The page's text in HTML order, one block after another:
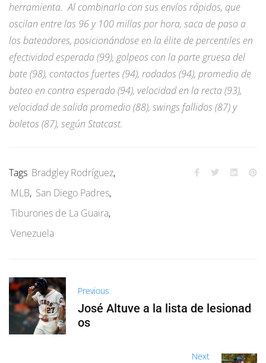
herramienta. Al combinarlo con sus envíos rápidos, que
oscilan entre las 96 y 100 millas por hora, saca de paso a
los bateadores, posicionándose en la élite de percentiles en
efectividad esperada (99), golpeos con la parte gruesa del
bate (98), contactos fuertes (94), rodados (94), promedio de
bateo en contra esperado (94), velocidad en la recta (93),
velocidad de salida promedio (88), swings fallidos (87) y
boletos (87), según Statcast.
Tags Bradgley Rodríguez,
MLB, San Diego Padres,
Tiburones de La Guaira,
Venezuela
Previous
José Altuve a la lista de lesionad
os
Next